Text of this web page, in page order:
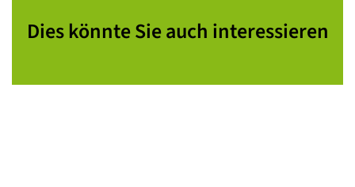
Dies könnte Sie auch interessieren